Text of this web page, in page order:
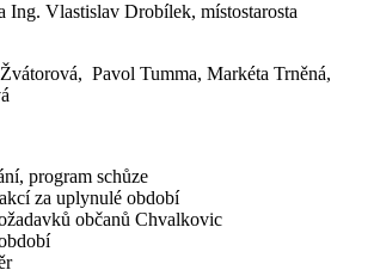
Ing. Vlastislav Drobílek, místostarosta
Pavol Tumma, Markéta Trněná,
program schůze
za uplynulé období
občanů Chvalkovic